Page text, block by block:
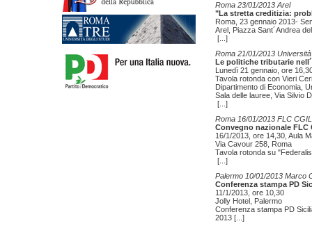
Roma 23/01/2013 Arel
"La stretta creditizia:
Roma, 23 gennaio 2013-
Arel, Piazza Sant´Andrea
[...]
Roma 21/01/2013
Le politiche tributarie
Lunedì 21 gennaio, ore
Tavola rotonda con Vieri
Dipartimento di Economia,
Sala delle lauree, Via Silvio
[...]
Roma 16/01/2013 FLC CGIL
Convegno nazionale FLC
16/1/2013, ore 14,30, Aula
Via Cavour 258, Roma
Tavola rotonda su
[...]
Palermo 10/01/2013 Marco
Conferenza stampa PD
11/1/2013, ore 10,30
Jolly Hotel, Palermo
Conferenza stampa PD
2013 [...]